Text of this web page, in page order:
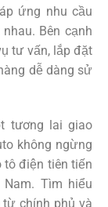
ứng nhu cầu
Bên cạnh
tư vấn, lắp đặt
dễ dàng sử
tương lai giao
không ngừng
điện tiên tiến
Tìm hiểu
chính phủ và